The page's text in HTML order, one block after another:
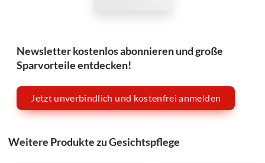
Newsletter kostenlos abonnieren und große
Sparvorteile entdecken!
Jetzt unverbindlich und kostenfrei anmelden
Weitere Produkte zu Gesichtspflege